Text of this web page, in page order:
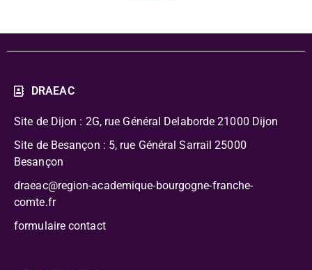
DRAEAC
Site de Dijon : 2G, rue Général Delaborde 21000 Dijon
Site de Besançon : 5, rue Général Sarrail 25000
Besançon
draeac@region-academique-bourgogne-franche-
comte.fr
formulaire contact